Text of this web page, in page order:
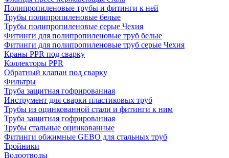
Полипропиленовые трубы и фитинги к ней
Трубы полипропиленовые белые
Трубы полипропиленовые серые Чехия
Фитинги для полипропиленовые труб белые
Фитинги для полипропиленовые труб серые Чехия
Краны PPR под сварку
Коллекторы PPR
Обратный клапан под сварку
Фильтры
Труба защитная гофрированная
Инструмент для сварки пластиковых труб
Трубы из оцинкованной стали и фитинги к ним
Труба защитная гофрированная
Трубы стальные оцинкованные
Фитинги обжимные GEBO для стальных труб
Тройники
Водоотводы